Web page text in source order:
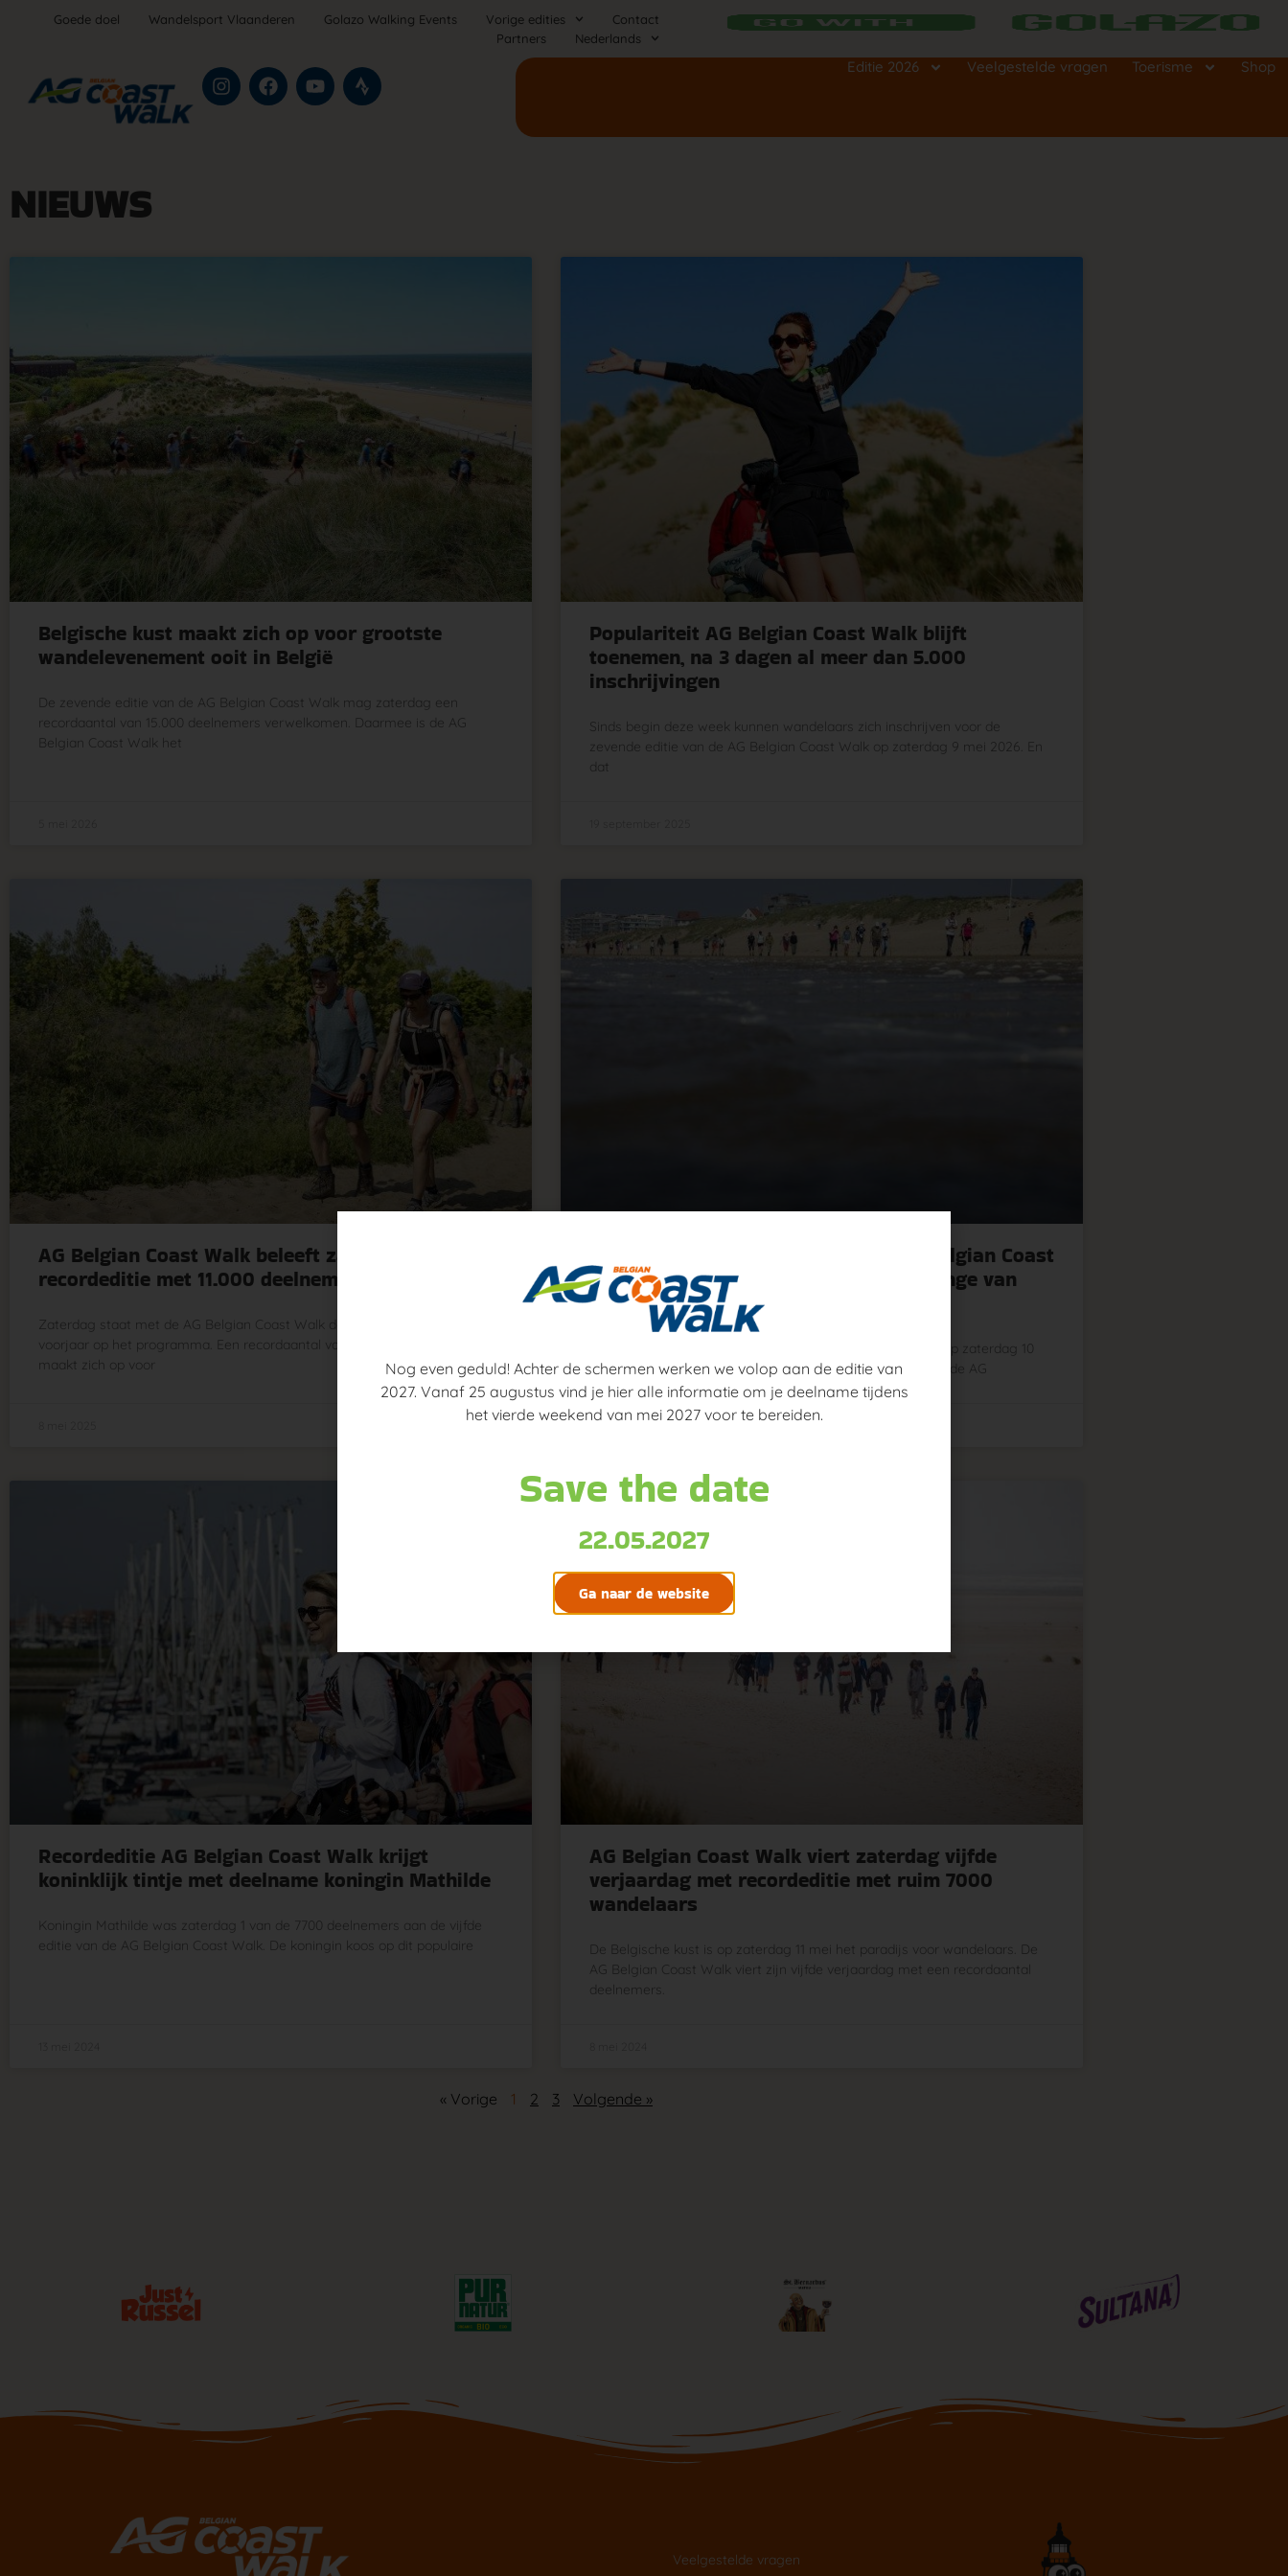
Goede doel Wandelsport Vlaanderen Golazo Walking Events Vorige edities
Contact
Partners
Nederlands
Editie 2026 Veelgestelde vragen Toerisme Shop
NIEUWS
Belgische kust maakt zich op voor grootste
wandelevenement ooit in België
De zevende editie van de AG Belgian Coast Walk mag zaterdag een
recordaantal van 15.000 deelnemers verwelkomen. Daarmee is de AG
Belgian Coast Walk het
Populariteit AG Belgian Coast Walk blijft
toenemen, na 3 dagen al meer dan 5.000
inschrijvingen
Sinds begin deze week kunnen wandelaars zich inschrijven voor de
zevende editie van de AG Belgian Coast Walk op zaterdag 9 mei 2026. En
dat
AG Belgian Coast Walk beleeft zaterdag
recordeditie met 11.000 deelnemers
Zaterdag staat met de AG Belgian Coast Walk dé wandelchallenge van het
voorjaar op het programma. Een recordaantal van 11.000 deelnemers
maakt zich op voor
Van De Panne tot Knokke-Heist: AG Belgian Coast
Walk wordt op 10 mei dé wandelchallenge van
2025!
80 km wandelen van De Panne naar Knokke-Heist. Dat is op zaterdag 10
mei 2025 de ultieme uitdaging tijdens de zesde editie van de AG
21 oktober 2024
Recordeditie AG Belgian Coast Walk krijgt
koninklijk tintje met deelname koningin Mathilde
Koningin Mathilde was zaterdag 1 van de 7700 deelnemers aan de vijfde
editie van de AG Belgian Coast Walk. De koningin koos op dit populaire
AG Belgian Coast Walk viert zaterdag vijfde
verjaardag met recordeditie met ruim 7000
wandelaars
De Belgische kust is op zaterdag 11 mei het paradijs voor wandelaars. De
AG Belgian Coast Walk viert zijn vijfde verjaardag met een recordaantal
deelnemers.
« Vorige 1 2 3 Volgende »
Veelgestelde vragen
Nog even geduld! Achter de schermen werken we volop aan de editie van
2027. Vanaf 25 augustus vind je hier alle informatie om je deelname tijdens
het vierde weekend van mei 2027 voor te bereiden.
Save the date
22.05.2027
Ga naar de website